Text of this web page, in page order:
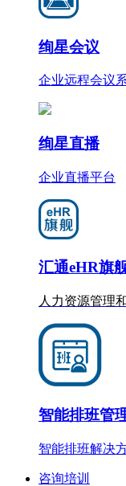
绚星会议
企业远程会议
绚星直播
企业直播平台
汇通eHR旗
人力资源管理
智能排班管
智能排班解决
咨询培训